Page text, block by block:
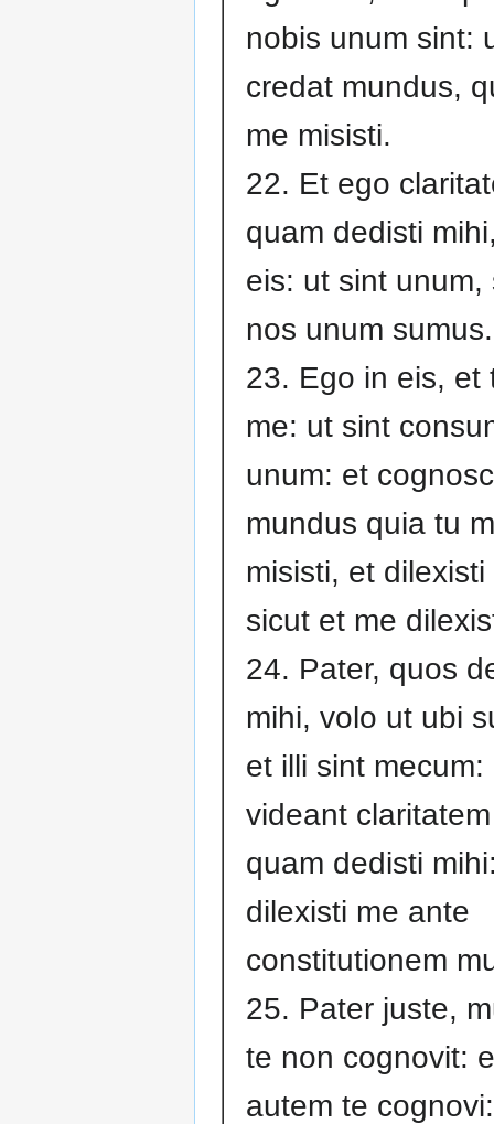
nobis unum sint:
credat mundus,
me misisti.
22. Et ego
quam dedisti
eis: ut sint unum,
nos unum sumus.
23. Ego in eis, et
me: ut sint
unum: et
mundus quia tu
misisti, et dilexisti
sicut et me
24. Pater, quos
mihi, volo ut ubi
et illi sint mecum:
videant
quam dedisti
dilexisti me ante
constitutionem
25. Pater juste,
te non cognovit:
autem te